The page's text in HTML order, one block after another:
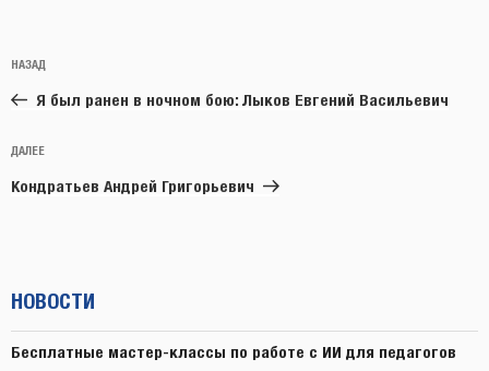
по
записям
Предыдущая
запись:
НАЗАД
Я был ранен в ночном бою: Лыков Евгений Васильевич
Следующая
запись
ДАЛЕЕ
Кондратьев Андрей Григорьевич
НОВОСТИ
Бесплатные мастер-классы по работе с ИИ для педагогов